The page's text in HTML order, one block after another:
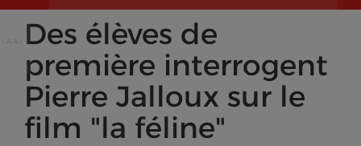
Des élèves de
première interrogent
Pierre Jalloux sur le
film "la féline"